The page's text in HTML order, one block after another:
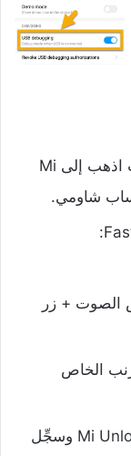
في خيارات المبرمج بداخل الإعدادات اذهب إلى Mi
الصوت + زر
الخاص
وصّل هاتفك بالكمبيوتر وافتح أداة Mi Unlock وسجِّل